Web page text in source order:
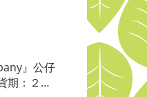
』公仔
期：２０